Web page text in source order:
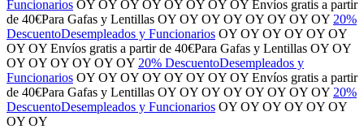
Funcionarios OY OY OY OY OY OY OY OY Envíos gratis a partir
de 40€Para Gafas y Lentillas OY OY OY OY OY OY OY OY 20%
DescuentoDesempleados y Funcionarios OY OY OY OY OY OY
OY OY Envíos gratis a partir de 40€Para Gafas y Lentillas OY OY
OY OY OY OY OY OY 20% DescuentoDesempleados y
Funcionarios OY OY OY OY OY OY OY OY Envíos gratis a partir
de 40€Para Gafas y Lentillas OY OY OY OY OY OY OY OY 20%
DescuentoDesempleados y Funcionarios OY OY OY OY OY OY
OY OY